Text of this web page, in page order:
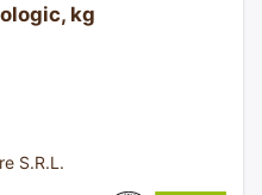
kg
S.R.L.